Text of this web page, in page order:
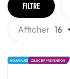
FILTRE
Afficher 16
NOUVEAUTÉ OBJECTIF PREVENTION